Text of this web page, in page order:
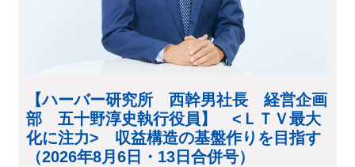
【ハーバー研究所 西幹男社長 経営企画
部 五十野淳史執行役員】 <ＬＴＶ最大
化に注力> 収益構造の基盤作りを目指す
（2026年8月6日・13日合併号）